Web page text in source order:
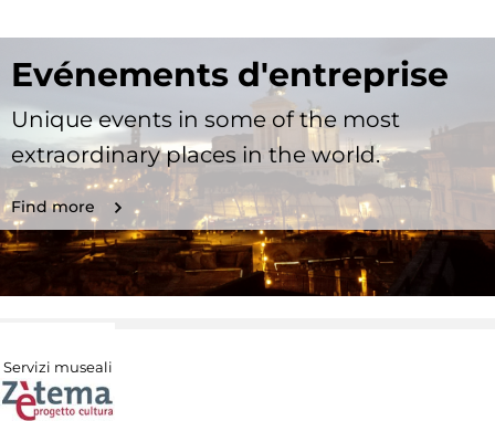
Evénements d'entreprise
Unique events in some of the most
extraordinary places in the world.
Find more
Servizi museali